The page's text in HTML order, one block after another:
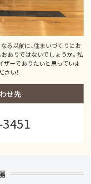
る以前に、住まいづくりにお
ありではないでしょうか。私
ザーでありたいと思っていま
い！
せ先